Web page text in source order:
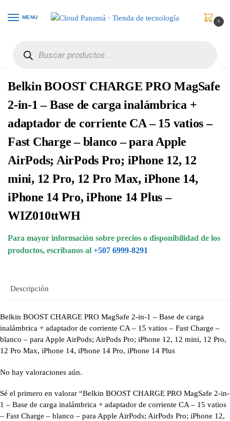
MENU
0
Belkin BOOST CHARGE PRO MagSafe
2-in-1 – Base de carga inalámbrica +
adaptador de corriente CA – 15 vatios –
Fast Charge – blanco – para Apple
AirPods; AirPods Pro; iPhone 12, 12
mini, 12 Pro, 12 Pro Max, iPhone 14,
iPhone 14 Pro, iPhone 14 Plus –
WIZ010ttWH
Para mayor información sobre precios o disponibilidad de los
productos, escribanos al +507 6999-8291
Descripción
Belkin BOOST CHARGE PRO MagSafe 2-in-1 – Base de carga
inalámbrica + adaptador de corriente CA – 15 vatios – Fast Charge –
blanco – para Apple AirPods; AirPods Pro; iPhone 12, 12 mini, 12 Pro,
12 Pro Max, iPhone 14, iPhone 14 Pro, iPhone 14 Plus
No hay valoraciones aún.
Sé el primero en valorar “Belkin BOOST CHARGE PRO MagSafe 2-in-
1 – Base de carga inalámbrica + adaptador de corriente CA – 15 vatios
– Fast Charge – blanco – para Apple AirPods; AirPods Pro; iPhone 12,